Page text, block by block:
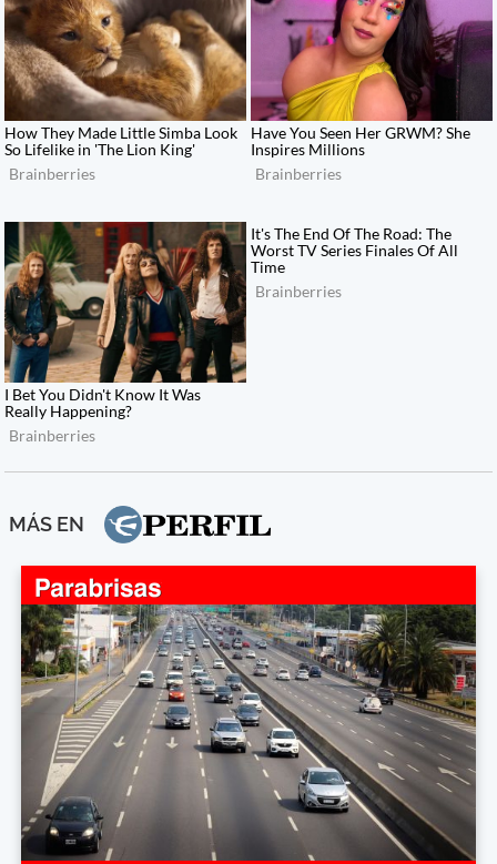
MÁS EN